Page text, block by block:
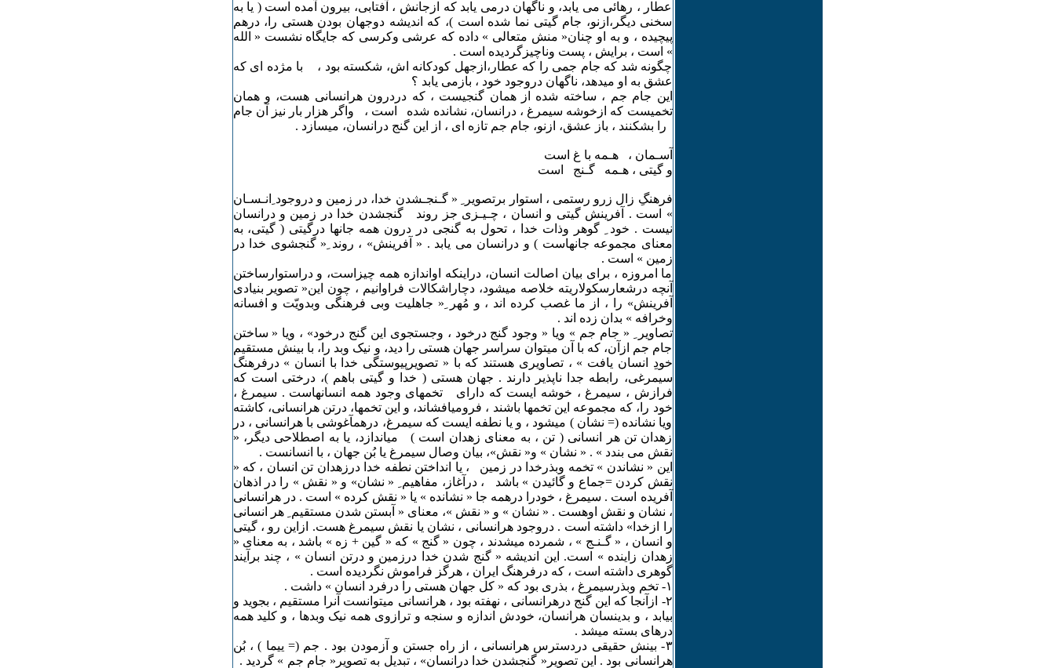
عطار ، رهائی می یابد، و ناگهان درمی یابد که ازجانش ، آفتابی، بیرون آمده است ( یا به
سخنی دیگر،ازنو، جام گیتی نما شده است )، که اندیشه دوجهان بودن هستی را، درهم
پیچیده ، و به او چنان« منش متعالی » داده که عرشی وکرسی که جایگاه نشست « الله
» است ، برایش ، پست وناچیزگردیده است .
چگونه شد که جام جمی را که عطار،ازجهل کودکانه اش، شکسته بود ، با مژده ای که
عشق به او میدهد، ناگهان دروجود خود ، بازمی یابد ؟
این جام جم ، ساخته شده از همان گنجیست ، که دردرون هرانسانی هست، و همان
تخمیست که ازخوشه سیمرغ ، درانسان، نشانده شده است ، واگر هزار بار نیز آن جام
را بشکنند ، باز عشق، ازنو، جام جم تازه ای ، از این گنج درانسان، میسازد .
آسـمان ، هـمه با غ است
و گیتی ، هـمه گـنج است
فرهنگِ زال زرو رستمی ، استوار برتصویر ِ « گـنجـشدن خدا، در زمین و دروجود ِانـسـان
» است . آفرینش گیتی و انسان ، چـیـزی جز روند گنجشدن خدا در زمین و درانسان
نیست . خود ِ گوهر وذات خدا ، تحول به گنجی در درون همه جانها درگیتی ( گیتی، به
معنای مجموعه جانهاست ) و درانسان می یابد . « آفرینش» ، روند ِ« گنجشوی خدا در
زمین » است .
ما امروزه ، برای بیان اصالت انسان، دراینکه اواندازه همه چیزاست، و دراستوارساختن
آنچه درشعارسکولاریته خلاصه میشود، دچاراشکالات فراوانیم ، چون این« تصویر بنیادی
آفرینش» را ، از ما غصب کرده اند ، و مُهر ِ« جاهلیت وبی فرهنگی وبدویّت و افسانه
وخرافه » بدان زده اند .
تصاویر ِ « جام جم » ویا « وجود گنج درخود ، وجستجوی این گنج درخود» ، ویا « ساختن
جام جم ازآن، که با آن میتوان سراسر جهان هستی را دید، و نیک وبد را، با بینش مستقیم
خودِ انسان یافت » ، تصاویری هستند که با « تصویرپیوستگی خدا با انسان » درفرهنگ
سیمرغی، رابطه جدا ناپذیر دارند . جهان هستی ( خدا و گیتی باهم )، درختی است که
فرازش ، سیمرغ ، خوشه ایست که دارای تخمهای وجود همه انسانهاست . سیمرغ ،
خود را، که مجموعه این تخمها باشند ، فرومیافشاند، و این تخمها، درتن هرانسانی، کاشته
ویا نشانده (= نشان ) میشود ، و یا نطفه ایست که سیمرغ، درهمآغوشی با هرانسانی ، در
زهدان تن هر انسانی ( تن ، به معنای زهدان است ) میاندازد، یا به اصطلاحی دیگر، «
نقش می بندد » . « نشان » و« نقش»، بیان وصال سیمرغ یا بُن جهان ، با انسانست .
این « نشاندن » تخمه وبذرخدا در زمین ، یا انداختن نطفه خدا درزهدان تن انسان ، که «
نقش کردن =جماع و گائیدن » باشد ، درآغاز، مفاهیم ِ « نشان» و « نقش » را در اذهان
آفریده است . سیمرغ ، خودرا درهمه جا « نشانده » یا « نقش کرده » است . در هرانسانی
، نشان و نقش اوهست . « نشان » و « نقش »، معنای « آبستن شدن مستقیم ِ هر انسانی
را ازخدا» داشته است . دروجود هرانسانی ، نشان یا نقش سیمرغ هست. ازاین رو ، گیتی
و انسان ، « گـنـج » ، شمرده میشدند ، چون « گنج » که « گین + زه » باشد ، به معنای «
زهدان زاینده » است. این اندیشه « گنج شدن خدا درزمین و درتن انسان » ، چند برآیند
گوهری داشته است ، که درفرهنگ ایران ، هرگز فراموش نگردیده است .
۱- تخم وبذرسیمرغ ، بذری بود که « کل جهان هستی را درفرد انسان » داشت .
۲- ازآنجا که این گنج درهرانسانی ، نهفته بود ، هرانسانی میتوانست آنرا مستقیم ، بجوید و
بیابد ، و بدینسان هرانسان، خودش اندازه و سنجه و ترازوی همه نیک وبدها ، و کلید همه
درهای بسته میشد .
٣- بینش حقیقی دردسترس هرانسانی ، از راه جستن و آزمودن بود . جم (= ییما ) ، بُن
هرانسانی بود . این تصویر« گنجشدن خدا درانسان» ، تبدیل به تصویر« جام جم » گردید .